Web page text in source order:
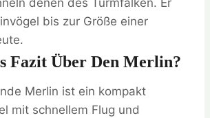
denen des Turmfalken. Er
bis zur Größe einer
Fazit Über Den Merlin?
Merlin ist ein kompakt
mit schnellem Flug und